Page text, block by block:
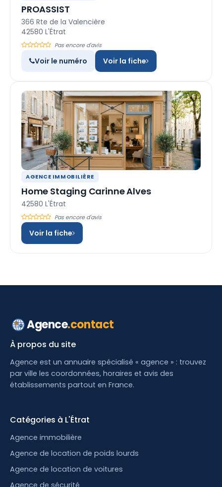
PROASSIST
366 Rte de la Valencière
42580 L'Étrat
Pas encore d'avis
Voir le numéro Voir la fiche
AGENCE IMMOBILIÈRE
Home Staging Carinne Alves
42580 L'Étrat
Pas encore d'avis
Voir la fiche
Agence.contact
À propos du site
Agence est un annuaire spécialisé « agence » : trouvez
par ville les coordonnées, horaires et avis des
établissements partout en France.
Catégories à L'Étrat
Agence immobilière
Agence de location de poids lourds
Agence de location de voitures
Agence de sécurité